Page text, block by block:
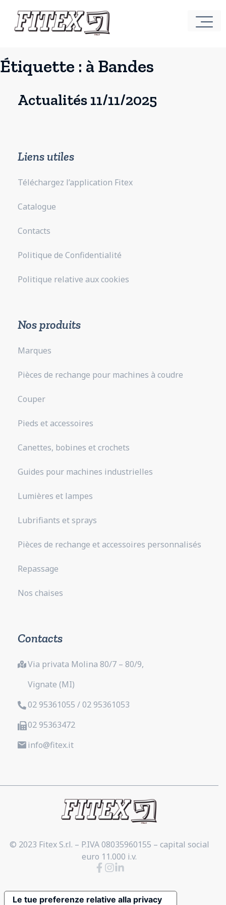
Étiquette : à Bandes
Actualités 11/11/2025
Liens utiles
Téléchargez l’application Fitex
Catalogue
Contacts
Politique de Confidentialité
Politique relative aux cookies
Nos produits
Marques
Pièces de rechange pour machines à coudre
Couper
Pieds et accessoires
Canettes, bobines et crochets
Guides pour machines industrielles
Lumières et lampes
Lubrifiants et sprays
Pièces de rechange et accessoires personnalisés
Repassage
Nos chaises
Contacts
Via privata Molina 80/7 – 80/9,
Vignate (MI)
02 95361055 / 02 95361053
02 95363472
info@fitex.it
© 2023 Fitex S.r.l. – P.IVA 08035960155 – capital social
euro 11.000 i.v.
Le tue preferenze relative alla privacy